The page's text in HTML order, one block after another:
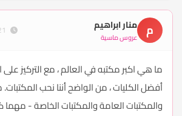
م منار ابراهيم
عروس ماسية
ما هي اكبر مكتبه في العالم ، مع التركيز على
أفضل الكليات ، من الواضح أننا نحب المكتبات.
والمكتبات العامة والمكتبات الخاصة - مهما